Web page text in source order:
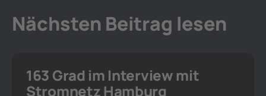
Nächsten Beitrag lesen
163 Grad im Interview mit
Stromnetz Hamburg